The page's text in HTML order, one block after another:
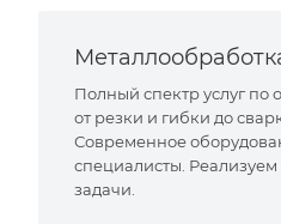
Полный спектр услуг по
от резки и гибки до
Современное
специалисты.
задачи.